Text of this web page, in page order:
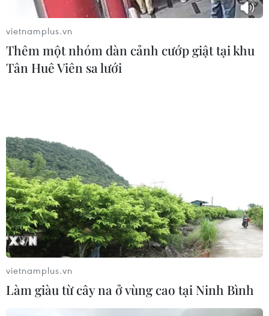
Vệ tinh Nga mở rộng vùng phủ sóng
liên lạc trên không phận Ukraine
02/08/2026 23:17
Ukraine tung đòn tập kích
hàng trăm UAV đánh thẳng vào loạt
tỉnh thành Nga
02/08/2026 15:54
vietnamplus.vn
Thêm một nhóm dàn cảnh cướp giật tại khu
Tân Huê Viên sa lưới
vietnamplus.vn
Làm giàu từ cây na ở vùng cao tại Ninh Bình